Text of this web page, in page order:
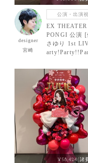
designer
宮崎
公演・出演
EX THEATER
PONGI 公演 [
さゆり 1st
様 ご出演スタ
花
¥58,424(諸